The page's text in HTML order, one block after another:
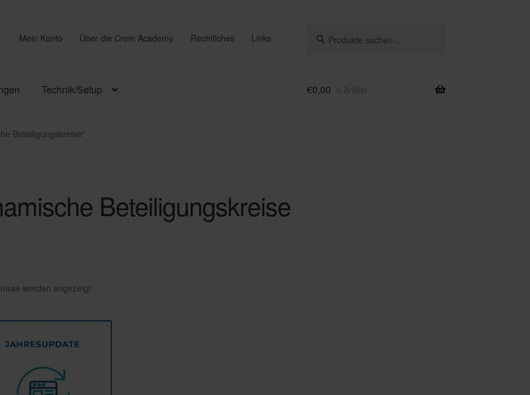
Mein Konto Über die Crem Academy Rechtliches Links
nach:
Technik/Setup €0,00 0 Artikel
Beteiligungskreise“
Beteiligungskreise
werden angezeigt